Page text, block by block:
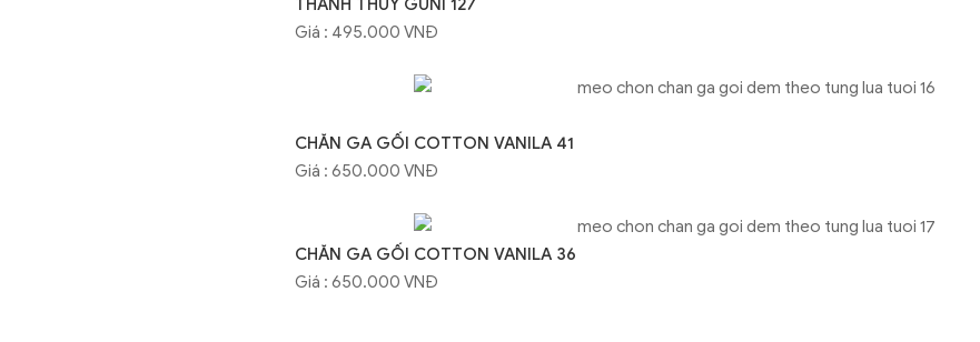
THANH THỦY GUNI 127
Giá : 495.000 VNĐ
CHĂN GA GỐI COTTON VANILA 41
Giá : 650.000 VNĐ
CHĂN GA GỐI COTTON VANILA 36
Giá : 650.000 VNĐ